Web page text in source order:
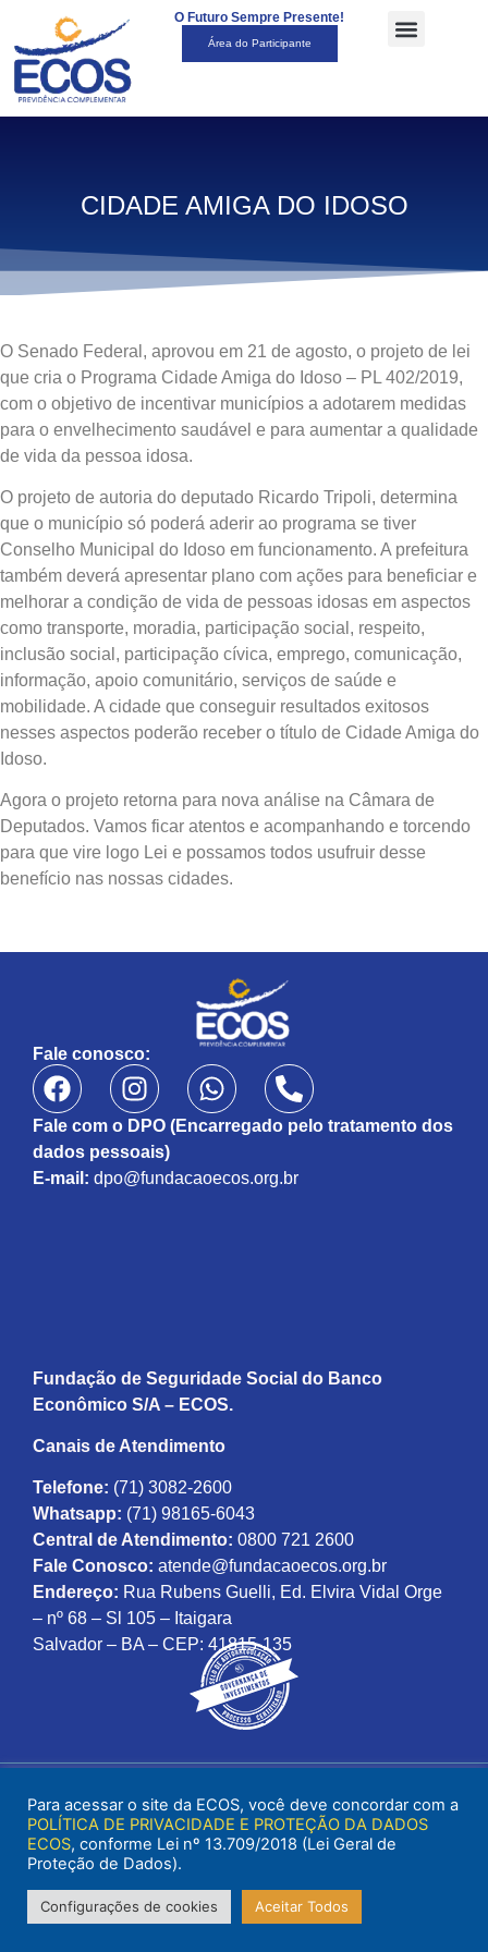
O Futuro Sempre Presente!
Área do Participante
CIDADE AMIGA DO IDOSO
O Senado Federal, aprovou em 21 de agosto, o projeto de lei
que cria o Programa Cidade Amiga do Idoso – PL 402/2019,
com o objetivo de incentivar municípios a adotarem medidas
para o envelhecimento saudável e para aumentar a qualidade
de vida da pessoa idosa.
O projeto de autoria do deputado Ricardo Tripoli, determina
que o município só poderá aderir ao programa se tiver
Conselho Municipal do Idoso em funcionamento. A prefeitura
também deverá apresentar plano com ações para beneficiar e
melhorar a condição de vida de pessoas idosas em aspectos
como transporte, moradia, participação social, respeito,
inclusão social, participação cívica, emprego, comunicação,
informação, apoio comunitário, serviços de saúde e
mobilidade. A cidade que conseguir resultados exitosos
nesses aspectos poderão receber o título de Cidade Amiga do
Idoso.
Agora o projeto retorna para nova análise na Câmara de
Deputados. Vamos ficar atentos e acompanhando e torcendo
para que vire logo Lei e possamos todos usufruir desse
benefício nas nossas cidades.
Fale conosco:
Fale com o DPO (Encarregado pelo tratamento dos
dados pessoais)
E-mail: dpo@fundacaoecos.org.br
Fundação de Seguridade Social do Banco
Econômico S/A – ECOS.
Canais de Atendimento
Telefone: (71) 3082-2600
Whatsapp: (71) 98165-6043
Central de Atendimento: 0800 721 2600
Fale Conosco: atende@fundacaoecos.org.br
Endereço: Rua Rubens Guelli, Ed. Elvira Vidal Orge
– nº 68 – Sl 105 – Itaigara
Salvador – BA – CEP: 41815-135
Para acessar o site da ECOS, você deve concordar com a
POLÍTICA DE PRIVACIDADE E PROTEÇÃO DA DADOS
ECOS, conforme Lei nº 13.709/2018 (Lei Geral de
Proteção de Dados).
Configurações de cookies Aceitar Todos